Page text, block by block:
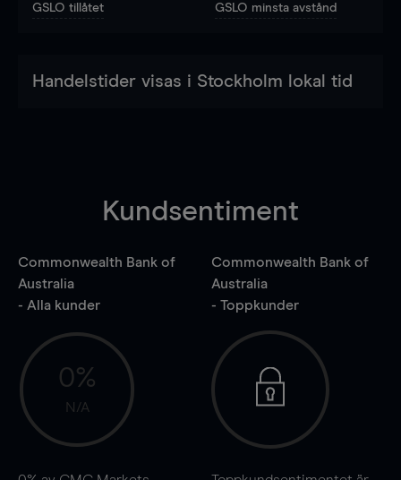
GSLO tillåtet GSLO minsta avstånd
Handelstider visas i Stockholm lokal tid
Kundsentiment
Commonwealth Bank of
Australia
- Alla kunder
0%
N/A
Commonwealth Bank of
Australia
- Toppkunder